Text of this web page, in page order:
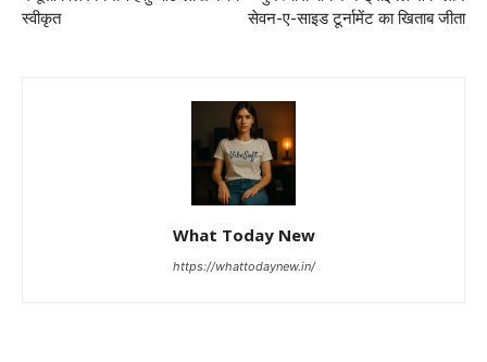
स्वीकृत
सेवन-ए-साइड टूर्नामेंट का खिताब जीता
What Today New
https://whattodaynew.in/